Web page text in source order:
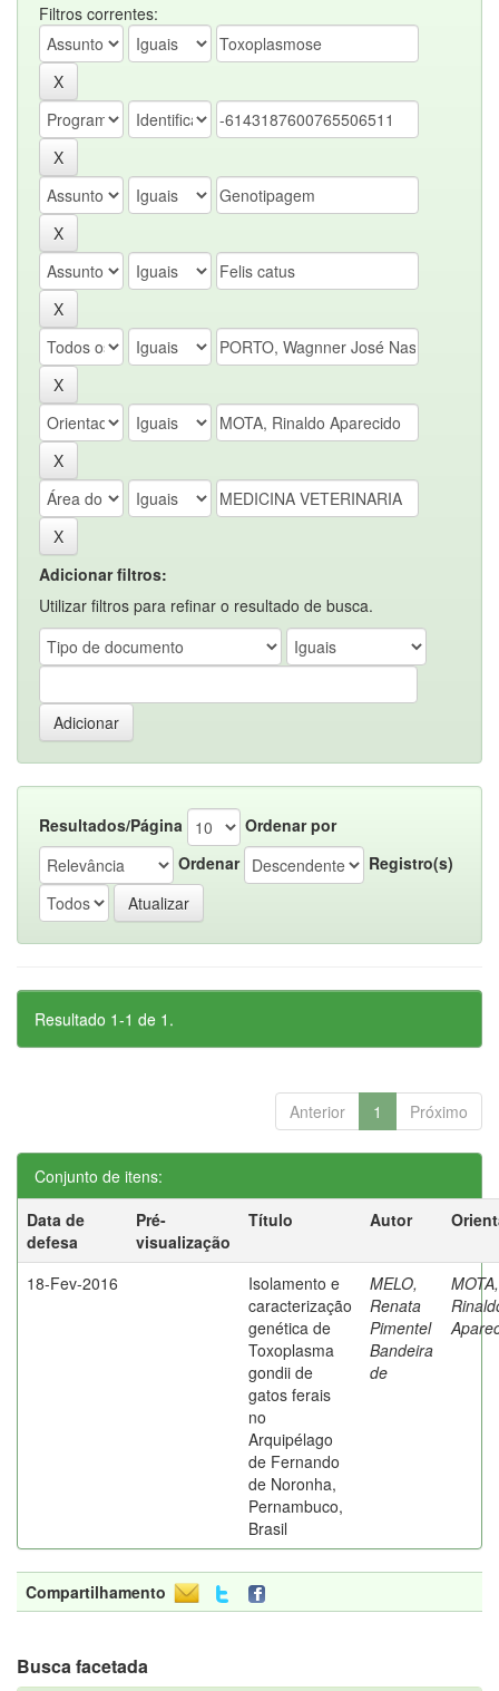
Filtros correntes:
Adicionar filtros:
Utilizar filtros para refinar o resultado de busca.
Resultados/Página
Ordenar por
Ordenar
Registro(s)
Resultado 1-1 de 1.
Anterior 1 Próximo
Conjunto de itens:
Data de
defesa
Pré-
visualização
Título Autor
18-Fev-2016
Isolamento e
caracterização
genética de
Toxoplasma
gondii de
gatos ferais
no
Arquipélago
de Fernando
de Noronha,
Pernambuco,
Brasil
MELO,
Renata
Pimentel
Bandeira
de
MOTA,
Compartilhamento
Busca facetada